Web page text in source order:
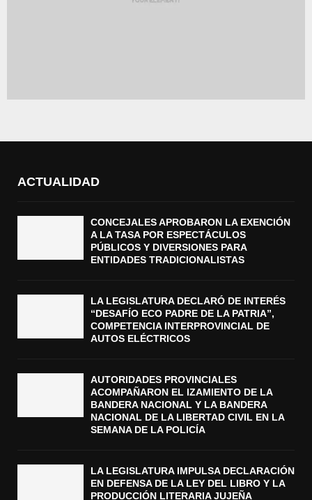
ACTUALIDAD
CONCEJALES APROBARON LA EXENCIÓN
A LA TASA POR ESPECTÁCULOS
PÚBLICOS Y DIVERSIONES PARA
ENTIDADES TRADICIONALISTAS
LA LEGISLATURA DECLARÓ DE INTERÉS
“DESAFÍO ECO PADRE DE LA PATRIA”,
COMPETENCIA INTERPROVINCIAL DE
AUTOS ELÉCTRICOS
AUTORIDADES PROVINCIALES
ACOMPAÑARON EL IZAMIENTO DE LA
BANDERA NACIONAL Y LA BANDERA
NACIONAL DE LA LIBERTAD CIVIL EN LA
SEMANA DE LA POLICÍA
LA LEGISLATURA IMPULSA DECLARACIÓN
EN DEFENSA DE LA LEY DEL LIBRO Y LA
PRODUCCIÓN LITERARIA JUJEÑA